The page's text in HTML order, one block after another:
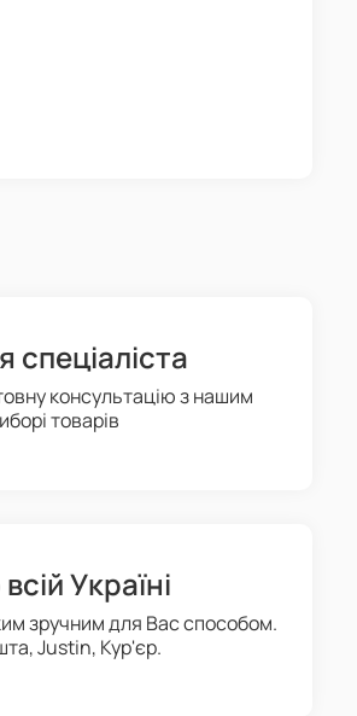
спеціаліста
консультацію з нашим
товарів
Україні
зручним для Вас способом.
Justin, Кур'єр.